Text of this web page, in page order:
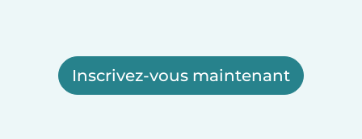
Inscrivez-vous maintenant